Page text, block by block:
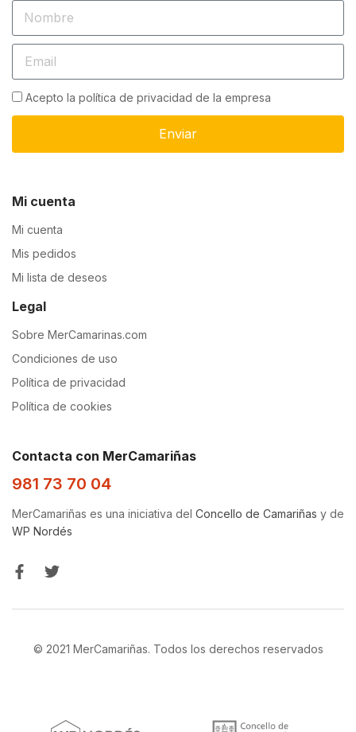
Acepto la política de privacidad de la empresa
Enviar
Mi cuenta
Mi cuenta
Mis pedidos
Mi lista de deseos
Legal
Sobre MerCamarinas.com
Condiciones de uso
Política de privacidad
Política de cookies
Contacta con MerCamariñas
981 73 70 04
MerCamariñas es una iniciativa del Concello de Camariñas y de
WP Nordés
© 2021 MerCamariñas. Todos los derechos reservados